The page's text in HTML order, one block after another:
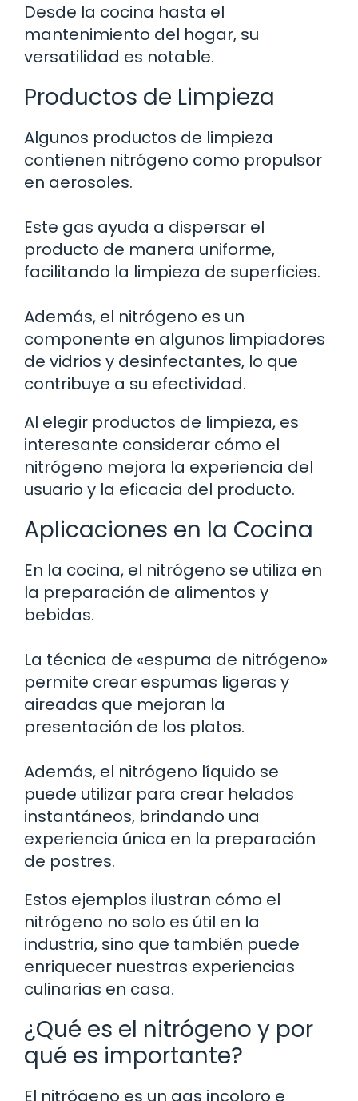
Desde la cocina hasta el
mantenimiento del hogar, su
versatilidad es notable.
Productos de Limpieza
Algunos productos de limpieza
contienen nitrógeno como propulsor
en aerosoles.
Este gas ayuda a dispersar el
producto de manera uniforme,
facilitando la limpieza de superficies.
Además, el nitrógeno es un
componente en algunos limpiadores
de vidrios y desinfectantes, lo que
contribuye a su efectividad.
Al elegir productos de limpieza, es
interesante considerar cómo el
nitrógeno mejora la experiencia del
usuario y la eficacia del producto.
Aplicaciones en la Cocina
En la cocina, el nitrógeno se utiliza en
la preparación de alimentos y
bebidas.
La técnica de «espuma de nitrógeno»
permite crear espumas ligeras y
aireadas que mejoran la
presentación de los platos.
Además, el nitrógeno líquido se
puede utilizar para crear helados
instantáneos, brindando una
experiencia única en la preparación
de postres.
Estos ejemplos ilustran cómo el
nitrógeno no solo es útil en la
industria, sino que también puede
enriquecer nuestras experiencias
culinarias en casa.
¿Qué es el nitrógeno y por
qué es importante?
El nitrógeno es un gas incoloro e